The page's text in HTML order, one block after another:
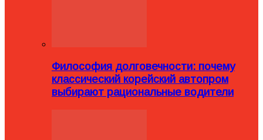
Философия долговечности: почему
классический корейский автопром
выбирают рациональные водители